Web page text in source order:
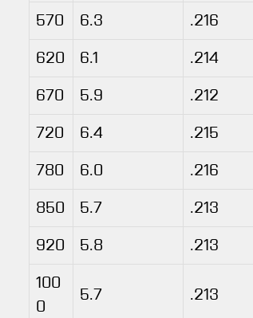
570
6.3 .216
620
6.1 .214
670
5.9 .212
720
6.4 .215
780
6.0 .216
850
5.7 .213
920
5.8 .213
100
0
5.7 .213